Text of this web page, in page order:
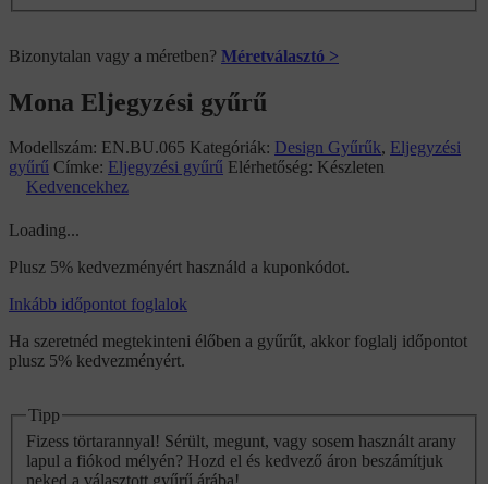
Bizonytalan vagy a méretben? Méretválasztó >
Mona Eljegyzési gyűrű
Modellszám: EN.BU.065 Kategóriák: Design Gyűrűk, Eljegyzési
gyűrű Címke: Eljegyzési gyűrű Elérhetőség: Készleten
Kedvencekhez
Loading...
Plusz 5% kedvezményért használd a kuponkódot.
Inkább időpontot foglalok
Ha szeretnéd megtekinteni élőben a gyűrűt, akkor foglalj időpontot
plusz 5% kedvezményért.
Tipp
Fizess törtarannyal! Sérült, megunt, vagy sosem használt arany
lapul a fiókod mélyén? Hozd el és kedvező áron beszámítjuk
neked a választott gyűrű árába!